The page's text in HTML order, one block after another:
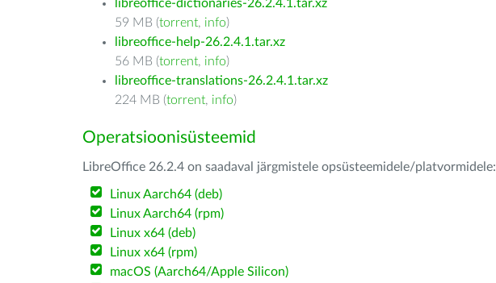
libreoffice-dictionaries-26.2.4.1.tar.xz
59 MB (torrent, info)
libreoffice-help-26.2.4.1.tar.xz
56 MB (torrent, info)
libreoffice-translations-26.2.4.1.tar.xz
224 MB (torrent, info)
Operatsioonisüsteemid
LibreOffice 26.2.4 on saadaval järgmistele opsüsteemidele/platvormidele:
Linux Aarch64 (deb)
Linux Aarch64 (rpm)
Linux x64 (deb)
Linux x64 (rpm)
macOS (Aarch64/Apple Silicon)